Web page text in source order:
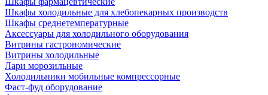
Шкафы холодильные для хлебопекарных производств
Шкафы среднетемпературные
Аксессуары для холодильного оборудования
Витрины гастрономические
Витрины холодильные
Лари морозильные
Холодильники мобильные компрессорные
Фаст-фуд оборудование